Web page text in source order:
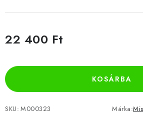
22 400 Ft
KOSÁRBA
SKU: M000323 Márka: